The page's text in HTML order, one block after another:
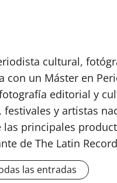
cultural,
con un Máster en
editorial y
y artistas
principales
de The Latin
las entradas